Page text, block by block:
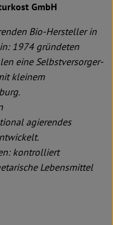
GmbH
Bio-Hersteller in
1974 gründeten
eine Selbstversorger-
kleinem
agierendes
kontrolliert
Lebensmittel